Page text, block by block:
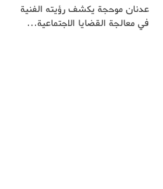
عدنان موحجة يكشف رؤيته الفنية
في معالجة القضايا الاجتماعية…